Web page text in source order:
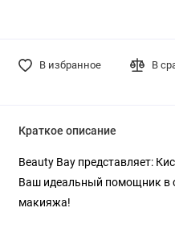
В избранное В
Краткое описание
Beauty Bay представляет:
Ваш идеальный помощник в
макияжа!